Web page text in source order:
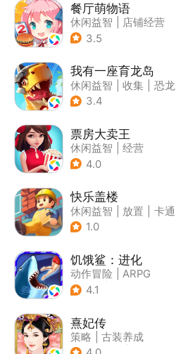
餐厅萌物语
休闲益智
店铺经营
| 美食
3.5
我有一座育龙岛
休闲益智 收集
恐龙
| 宠物养成
3.4
票房大卖王
休闲益智
经营
| 演艺圈
4.0
快乐盖楼
休闲益智 放置
卡通
| 建造
1.0
饥饿鲨：进化
动作冒险
ARPG
| 街机
4.1
熹妃传
策略
古装养成
| 架空历史